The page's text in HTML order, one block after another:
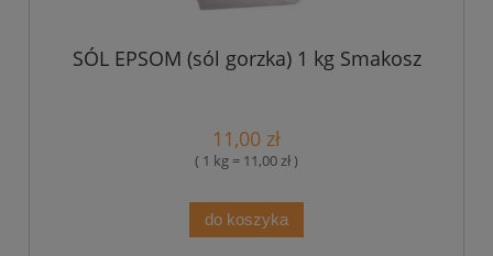
SÓL EPSOM (sól gorzka) 1 kg Smakosz
11,00 zł
( 1 kg = 11,00 zł )
do koszyka